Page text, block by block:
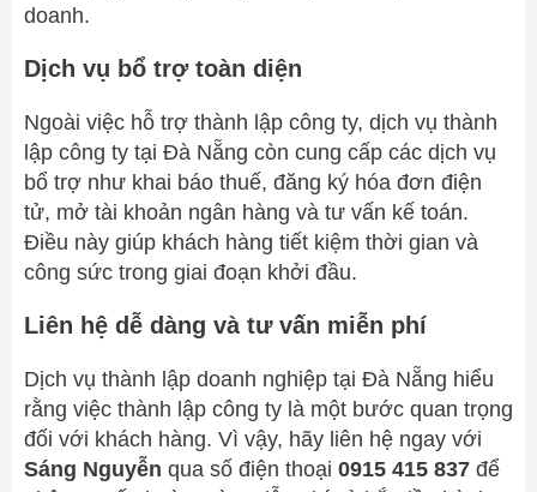
doanh.
Dịch vụ bổ trợ toàn diện
Ngoài việc hỗ trợ thành lập công ty, dịch vụ thành
lập công ty tại Đà Nẵng còn cung cấp các dịch vụ
bổ trợ như khai báo thuế, đăng ký hóa đơn điện
tử, mở tài khoản ngân hàng và tư vấn kế toán.
Điều này giúp khách hàng tiết kiệm thời gian và
công sức trong giai đoạn khởi đầu.
Liên hệ dễ dàng và tư vấn miễn phí
Dịch vụ thành lập doanh nghiệp tại Đà Nẵng hiểu
rằng việc thành lập công ty là một bước quan trọng
đối với khách hàng. Vì vậy, hãy liên hệ ngay với
Sáng Nguyễn qua số điện thoại 0915 415 837để